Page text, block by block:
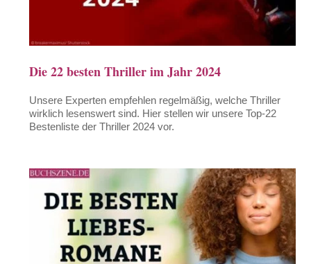
Die 22 besten Thriller im Jahr 2024
Unsere Experten empfehlen regelmäßig, welche Thriller
wirklich lesenswert sind. Hier stellen wir unsere Top-22
Bestenliste der Thriller 2024 vor.